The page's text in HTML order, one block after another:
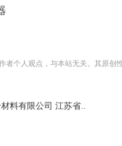
者个人观点，与本站无关。其原
料有限公司 江苏省..